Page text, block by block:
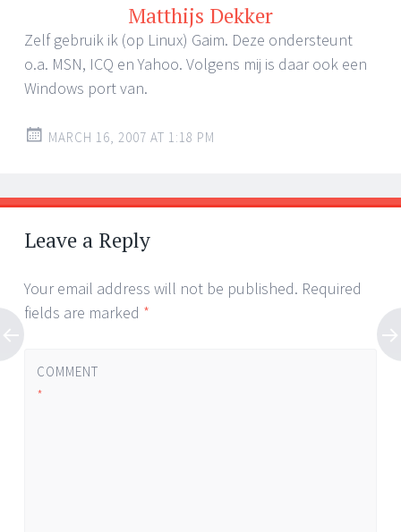
Matthijs Dekker
Zelf gebruik ik (op Linux) Gaim. Deze ondersteunt
o.a. MSN, ICQ en Yahoo. Volgens mij is daar ook een
Windows port van.
MARCH 16, 2007 AT 1:18 PM
Leave a Reply
Your email address will not be published. Required
fields are marked *
COMMENT
*